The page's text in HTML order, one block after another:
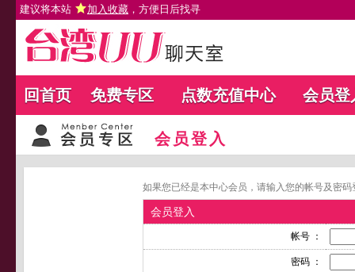
建议将本站 加入收藏 ，方便日后找寻
回首页 免费专区 点数充值中心 会员登
会员登入
如果您已经是本中心会员，请输入您的帐号及密
会员登入
帐号 ：
密码 ：